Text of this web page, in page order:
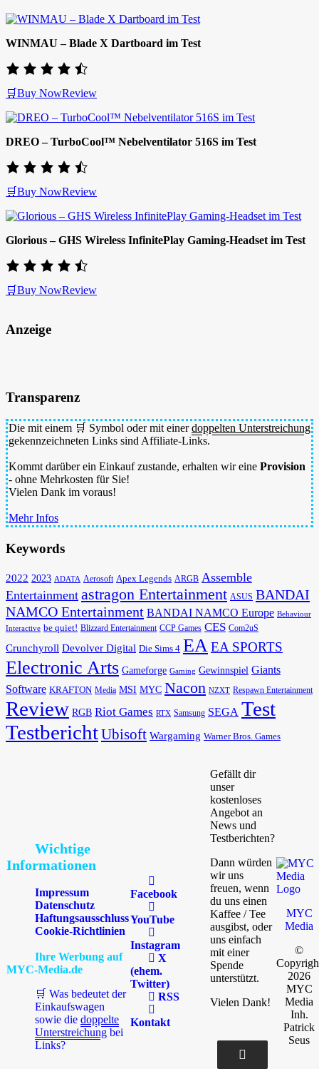
WINMAU – Blade X Dartboard im Test
🛒Buy NowReview
DREO – TurboCool™ Nebelventilator 516S im Test
🛒Buy NowReview
Glorious – GHS Wireless InfinitePlay Gaming-Headset im Test
🛒Buy NowReview
Anzeige
Transparenz
Die mit einem 🛒 Symbol oder mit einerdoppelten Unterstreichung
gekennzeichneten Links sind Affiliate-Links.
Kommt darüber ein Einkauf zustande, erhalten wir eine Provision
- ohne Mehrkosten für Sie!
Vielen Dank im voraus!
Mehr Infos
Keywords
2022 2023 ADATA Aerosoft Apex Legends ARGB Assemble
Entertainment astragon Entertainment ASUS BANDAI
NAMCO Entertainment BANDAI NAMCO Europe Behaviour
Interactive be quiet! Blizzard Entertainment CCP Games CES Com2uS
Crunchyroll Devolver Digital Die Sims 4 EA EA SPORTS
Electronic Arts Gameforge Gaming Gewinnspiel Giants
Software KRAFTON Media MSI MYC Nacon NZXT Respawn Entertainment
Review RGB Riot Games RTX Samsung SEGA Test
TestberichtUbisoft Wargaming Warner Bros. Games
Wichtige
Informationen
Impressum
Datenschutz
Haftungsausschluss
Cookie-Richtlinien
Ihre Werbung auf
MYC-Media.de
🛒 Was bedeutet der
Einkaufswagen
sowie die doppelte
Unterstreichung bei
Links?
Facebook
YouTube
Instagram
X
(ehem.
Twitter)
RSS
Kontakt
Gefällt dir
unser
kostenloses
Angebot an
News und
Testberichten?
Dann würden
wir uns
freuen, wenn
du uns einen
Kaffee / Tee
ausgibst, oder
uns einfach
mit einer
Spende
unterstützt.
Vielen Dank!
MYC
Media
©
2026
MYC
Media
Inh.
Patrick
Seus